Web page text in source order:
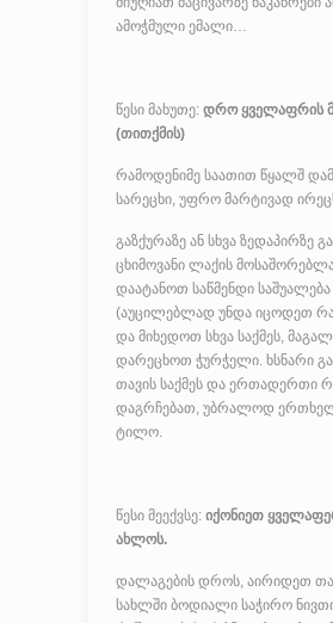
ამოჭმული ემალი…
წესი მახუთე: დრო ყველაფრის
(თითქმის)
რამოდენიმე საათით წყალშ
სარეცხი, უფრო მარტივად
გაზქურაზე ან სხვა ზედაპირზე
ცხიმოვანი ლაქის
დაატანოთ საწმენდი საშუალება
(აუცილებლად უნდა იცოდეთ
და მიხედოთ სხვა საქმეს,
დარეცხოთ ჭურჭელი. ხსნარი
თავის საქმეს და ერთადერთი
დაგრჩებათ, უბრალოდ
ტილო.
წესი მეექვსე: იქონიეთ
ახლოს.
დალაგების დროს, აირიდეთ
სახლში ბოდიალი საჭირო